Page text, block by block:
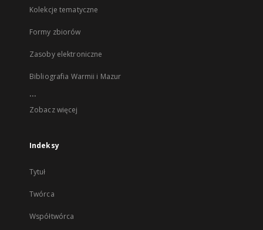
Kolekcje tematyczne
Formy zbiorów
Zasoby elektroniczne
Bibliografia Warmii i Mazur
...
Zobacz więcej
Indeksy
Tytuł
Twórca
Współtwórca